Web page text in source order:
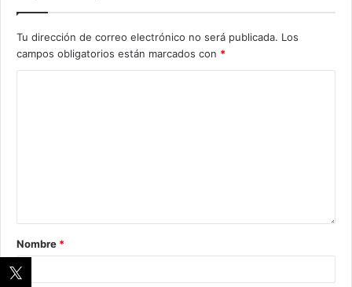
Tu dirección de correo electrónico no será publicada. Los
campos obligatorios están marcados con *
Nombre *